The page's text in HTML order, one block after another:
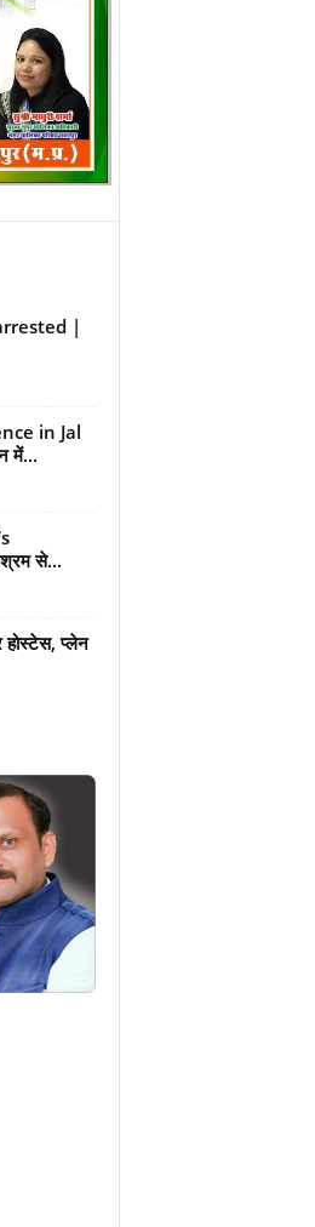
|
in Jal
में...
से...
प्लेन